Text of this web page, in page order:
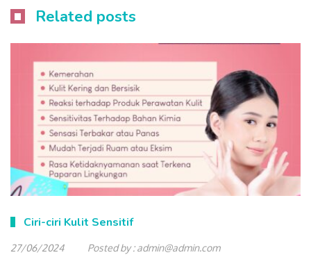
Related posts
Ciri-ciri Kulit Sensitif
27/06/2024 Posted by : admin@admin.com